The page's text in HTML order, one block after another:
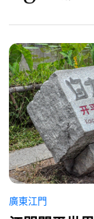
廣東江門